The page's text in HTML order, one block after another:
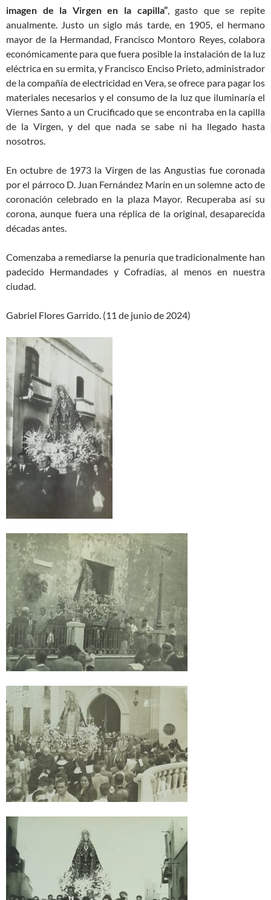
imagen de la Virgen en la capilla”, gasto que se repite
anualmente. Justo un siglo más tarde, en 1905, el hermano
mayor de la Hermandad, Francisco Montoro Reyes, colabora
económicamente para que fuera posible la instalación de la luz
eléctrica en su ermita, y Francisco Enciso Prieto, administrador
de la compañía de electricidad en Vera, se ofrece para pagar los
materiales necesarios y el consumo de la luz que iluminaría el
Viernes Santo a un Crucificado que se encontraba en la capilla
de la Virgen, y del que nada se sabe ni ha llegado hasta
nosotros.
En octubre de 1973 la Virgen de las Angustias fue coronada
por el párroco D. Juan Fernández Marín en un solemne acto de
coronación celebrado en la plaza Mayor. Recuperaba así su
corona, aunque fuera una réplica de la original, desaparecida
décadas antes.
Comenzaba a remediarse la penuria que tradicionalmente han
padecido Hermandades y Cofradías, al menos en nuestra
ciudad.
Gabriel Flores Garrido. (11 de junio de 2024)